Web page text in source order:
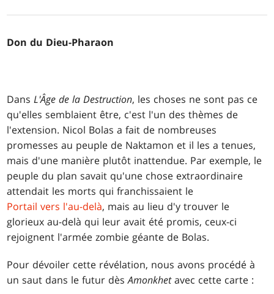
Don du Dieu-Pharaon
DansL'Âge de la Destruction, les choses ne sont pas ce
qu'elles semblaient être, c'est l'un des thèmes de
l'extension. Nicol Bolas a fait de nombreuses
promesses au peuple de Naktamon et il les a tenues,
mais d'une manière plutôt inattendue. Par exemple, le
peuple du plan savait qu'une chose extraordinaire
attendait les morts qui franchissaient le
Portail vers l'au-delà, mais au lieu d'y trouver le
glorieux au-delà qui leur avait été promis, ceux-ci
rejoignent l'armée zombie géante de Bolas.
Pour dévoiler cette révélation, nous avons procédé à
un saut dans le futur dèsAmonkhetavec cette carte :